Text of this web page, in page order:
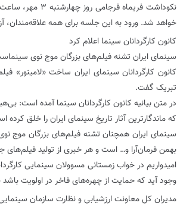
خواهد شد. ورود به این جلسه برای همه علاقه‌مندان،
کانون کارگردانان سینما اعلام کرد
سینمای ایران تشنه فیلم‌های بزرگان موج نوی
کانون کارگردانان سینمای ایران ساخت
تبریک گفت.
در متن بیانیه کانون کارگردانان سینما آمده است:
که ماندگارترین آثار تاریخ سینمای ایران را خلق کرده
سینمای ایران همچنان تشنه فیلم‌های بزرگان موج
بهمن فرمان‌آرا و… است و هر خبری از تولید فیلم‌های
امیدواریم در خواب زمستانی مسوولان سینمایی
وجود آید که حمایت از چهره‌های فاخر در اولویت باشد
مدیران کل معاونت ارزشیابی و نظارت سازمان